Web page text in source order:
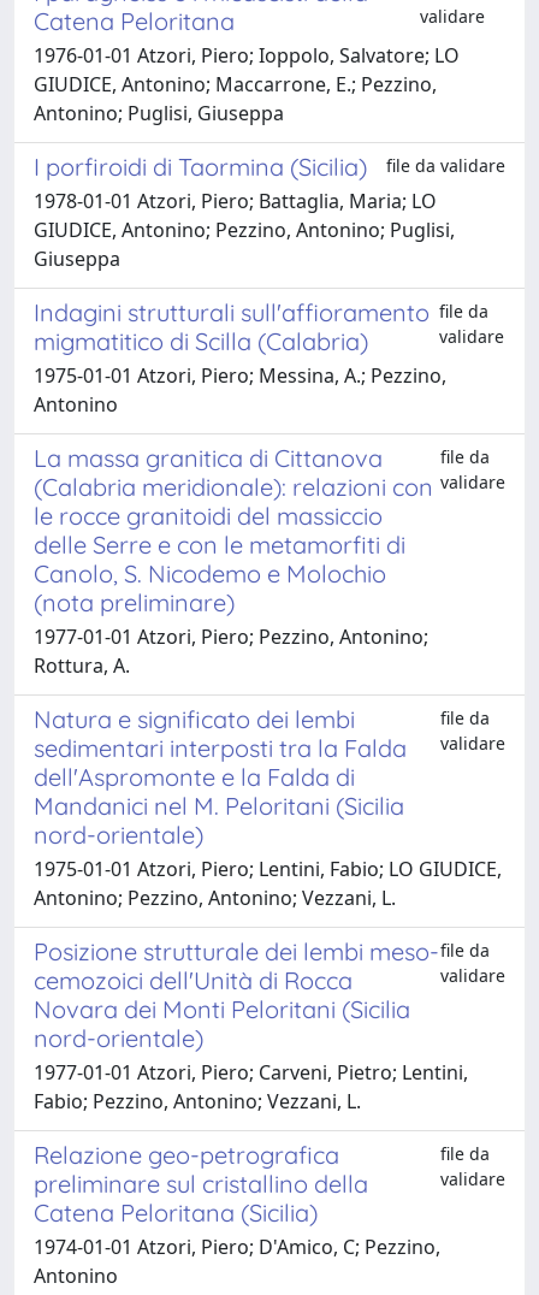
Catena Peloritana
validare
1976-01-01 Atzori, Piero; Ioppolo, Salvatore; LO
GIUDICE, Antonino; Maccarrone, E.; Pezzino,
Antonino; Puglisi, Giuseppa
I porfiroidi di Taormina (Sicilia) file da validare
1978-01-01 Atzori, Piero; Battaglia, Maria; LO
GIUDICE, Antonino; Pezzino, Antonino; Puglisi,
Giuseppa
Indagini strutturali sull'affioramento
migmatitico di Scilla (Calabria)
file da
validare
1975-01-01 Atzori, Piero; Messina, A.; Pezzino,
Antonino
La massa granitica di Cittanova
(Calabria meridionale): relazioni con
le rocce granitoidi del massiccio
delle Serre e con le metamorfiti di
Canolo, S. Nicodemo e Molochio
(nota preliminare)
file da
validare
1977-01-01 Atzori, Piero; Pezzino, Antonino;
Rottura, A.
Natura e significato dei lembi
sedimentari interposti tra la Falda
dell'Aspromonte e la Falda di
Mandanici nel M. Peloritani (Sicilia
nord-orientale)
file da
validare
1975-01-01 Atzori, Piero; Lentini, Fabio; LO GIUDICE,
Antonino; Pezzino, Antonino; Vezzani, L.
Posizione strutturale dei lembi meso-
cemozoici dell'Unità di Rocca
Novara dei Monti Peloritani (Sicilia
nord-orientale)
file da
validare
1977-01-01 Atzori, Piero; Carveni, Pietro; Lentini,
Fabio; Pezzino, Antonino; Vezzani, L.
Relazione geo-petrografica
preliminare sul cristallino della
Catena Peloritana (Sicilia)
file da
validare
1974-01-01 Atzori, Piero; D'Amico, C; Pezzino,
Antonino